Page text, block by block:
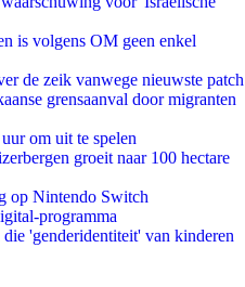
is volgens OM geen enkel
de zeik vanwege nieuwste patch
grensaanval door migranten
om uit te spelen
groeit naar 100 hectare
op Nintendo Switch
programma
'genderidentiteit' van kinderen